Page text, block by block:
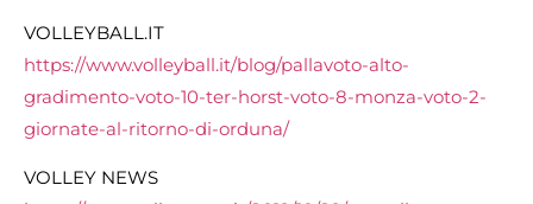
VOLLEYBALL.IT
https://www.volleyball.it/blog/pallavoto-alto-
gradimento-voto-10-ter-horst-voto-8-monza-voto-2-
giornate-al-ritorno-di-orduna/
VOLLEY NEWS